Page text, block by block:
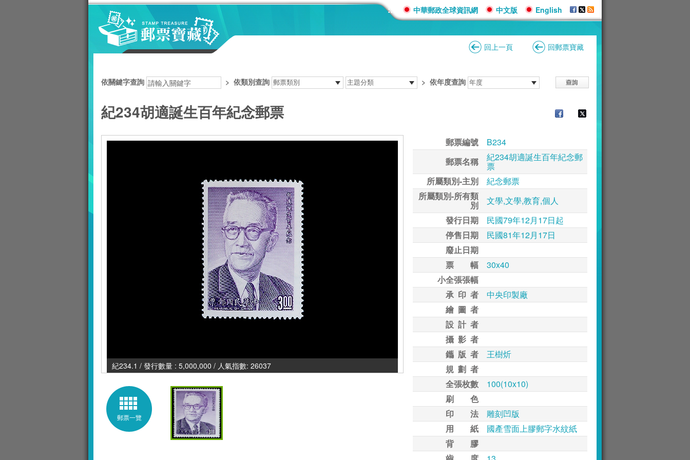
::: 中華郵政全球資訊網 中文版 English
回上一頁 回郵票寶藏
依關鍵字查詢 > 依類別查詢 > 依年度查詢
紀234胡適誕生百年紀念郵票
紀234.1 / 發行數量 : 5,000,000 / 人氣指數: 26037
郵票一覽
郵票編號
B234
郵票名稱
紀234胡適誕生百年紀念郵
票
所屬類別-主別
紀念郵票
所屬類別-所有類
別
文學,文學,教育,個人
發行日期
民國79年12月17日起
停售日期
民國81年12月17日
廢止日期
票 幅
30x40
小全張張幅
承 印 者
中央印製廠
繪 圖 者
設 計 者
攝 影 者
鑴 版 者
王樹炘
規 劃 者
全張枚數
100(10x10)
刷 色
印 法
雕刻凹版
用 紙
國產雪面上膠郵字水紋紙
背 膠